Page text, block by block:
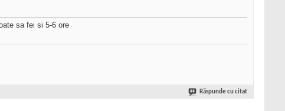
sa fei si 5-6 ore
Răspunde cu citat